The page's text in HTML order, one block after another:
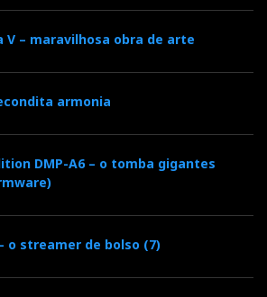
V – maravilhosa obra de arte
armonia
DMP-A6 – o tomba gigantes
o streamer de bolso (7)